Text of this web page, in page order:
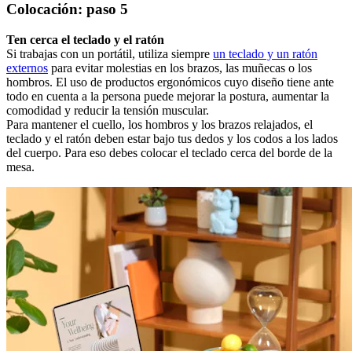
Colocación: paso 5
Ten cerca el teclado y el ratón
Si trabajas con un portátil, utiliza siempre un teclado y un ratón
externos para evitar molestias en los brazos, las muñecas o los
hombros. El uso de productos ergonómicos cuyo diseño tiene ante
todo en cuenta a la persona puede mejorar la postura, aumentar la
comodidad y reducir la tensión muscular.
Para mantener el cuello, los hombros y los brazos relajados, el
teclado y el ratón deben estar bajo tus dedos y los codos a los lados
del cuerpo. Para eso debes colocar el teclado cerca del borde de la
mesa.